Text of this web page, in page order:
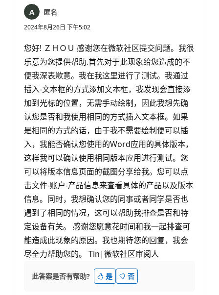
匿名
2024年8月26日 下午5:02
您好! ＺＨＯＵ 感谢您在微软社区提交问题。我很
乐意为您提供帮助.首先对于此现象给您造成的不
便我深表歉意。我在我这里进行了测试。我通过
插入-文本框的方式添加文本框，我发现会直接添
加到光标的位置，无需手动绘制，因此我想先确
认您是否和我使用相同的方式插入文本框。如果
是相同的方式的话，由于我不需要绘制便可以插
入，我能否确认您使用的Word应用的具体版本，
这样我可以确认使用相同版本应用进行测试。您
可以将版本信息页面的截图分享给我。您可以点
击文件-账户-产品信息来查看具体的产品以及版本
信息。同时，我想确认您的同事或者同学是否也
遇到了相同的情况，这可以帮助我排查是否和特
定设备有关。 感谢您愿意花时间和我一起排查可
能造成此现象的原因。我也期待您的回复，我会
尽全力帮助您的。 Tin|微软社区审阅人
此答案是否有帮助? 是 否